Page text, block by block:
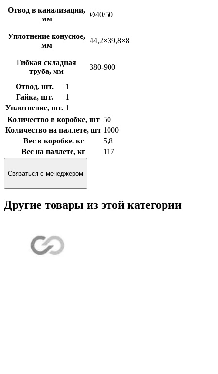
Отвод в канализации,
мм
Ø40/50
Уплотнение конусное,
мм
44,2×39,8×8
Гибкая складная
труба, мм
380-900
Отвод, шт.
1
Гайка, шт.
1
Уплотнение, шт. 1
Количество в коробке, шт 50
Количество на паллете, шт 1000
Вес в коробке, кг
5,8
Вес на паллете, кг
117
Связаться с менеджером
Другие товары из этой категории